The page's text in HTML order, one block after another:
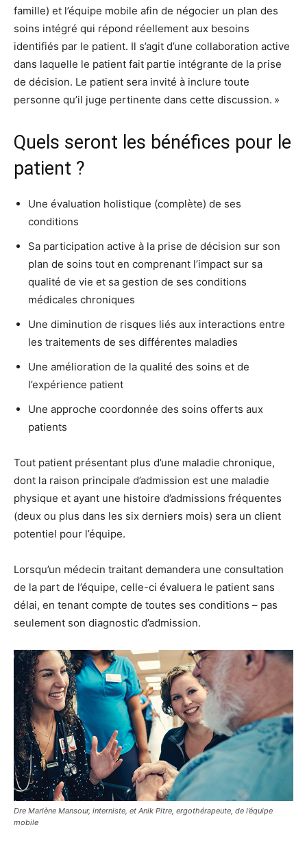
famille) et l’équipe mobile afin de négocier un plan des
soins intégré qui répond réellement aux besoins
identifiés par le patient. Il s’agit d’une collaboration active
dans laquelle le patient fait partie intégrante de la prise
de décision. Le patient sera invité à inclure toute
personne qu’il juge pertinente dans cette discussion. »
Quels seront les bénéfices pour le
patient ?
Une évaluation holistique (complète) de ses
conditions​
Sa participation active à la prise de décision ​sur son
plan de soins tout en comprenant l’impact sur sa
qualité de vie et sa gestion de ses conditions
médicales chroniques
Une diminution de risques liés aux interactions entre
les traitements de ses différentes maladies​
Une amélioration de la qualité des soins et de
l’expérience patient​
Une approche coordonnée des soins offerts aux
patients
Tout patient présentant plus d’une maladie chronique,
dont la raison principale d’admission est une maladie
physique et ayant une histoire d’admissions fréquentes
(deux ou plus dans les six derniers mois) sera un client
potentiel pour l’équipe.
Lorsqu’un médecin traitant demandera une consultation
de la part de l’équipe, celle-ci évaluera le patient sans
délai, en tenant compte de toutes ses conditions – pas
seulement son diagnostic d’admission.
Dre Marlène Mansour, interniste, et Anik Pitre, ergothérapeute, de l’équipe
mobile